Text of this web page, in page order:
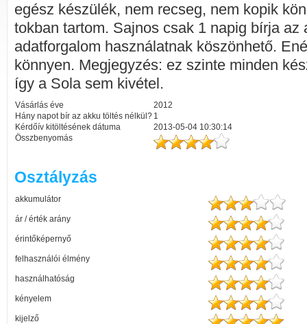
egész készülék, nem recseg, nem kopik
tokban tartom. Sajnos csak 1 napig bírja az
adatforgalom használatnak köszönhető.
könnyen. Megjegyzés: ez szinte minden
így a Sola sem kivétel.
Vásárlás éve
2012
Hány napot bír az akku töltés nélkül? 1
Kérdőív kitöltésének dátuma
2013-05-04 10:30:14
Összbenyomás
Osztályzás
akkumulátor
ár / érték arány
érintőképernyő
felhasználói élmény
használhatóság
kényelem
kijelző